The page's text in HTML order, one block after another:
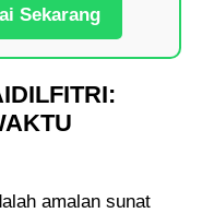
Sekarang
amalan sunat